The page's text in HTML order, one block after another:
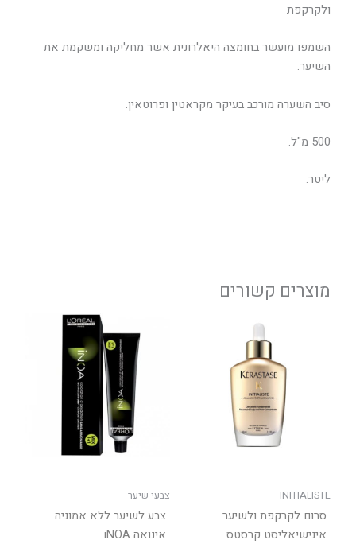
ולקרקפת
השמפו מועשר בחומצה היאלרונית אשר מחליקה ומשקמת את
השיער.
סיב השערה מורכב בעיקר מקראטין ופרוטאין.
500 מ"ל.
ליטר.
מוצרים קשורים
INITIALISTE
סרום לקרקפת ולשיער
אינישיאליסט קרסטס
צבעי שיער
צבע לשיער ללא אמוניה
אינואה iNOA